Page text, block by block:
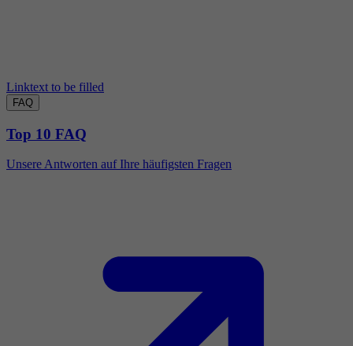
Linktext to be filled
FAQ
Top 10 FAQ
Unsere Antworten auf Ihre häufigsten Fragen